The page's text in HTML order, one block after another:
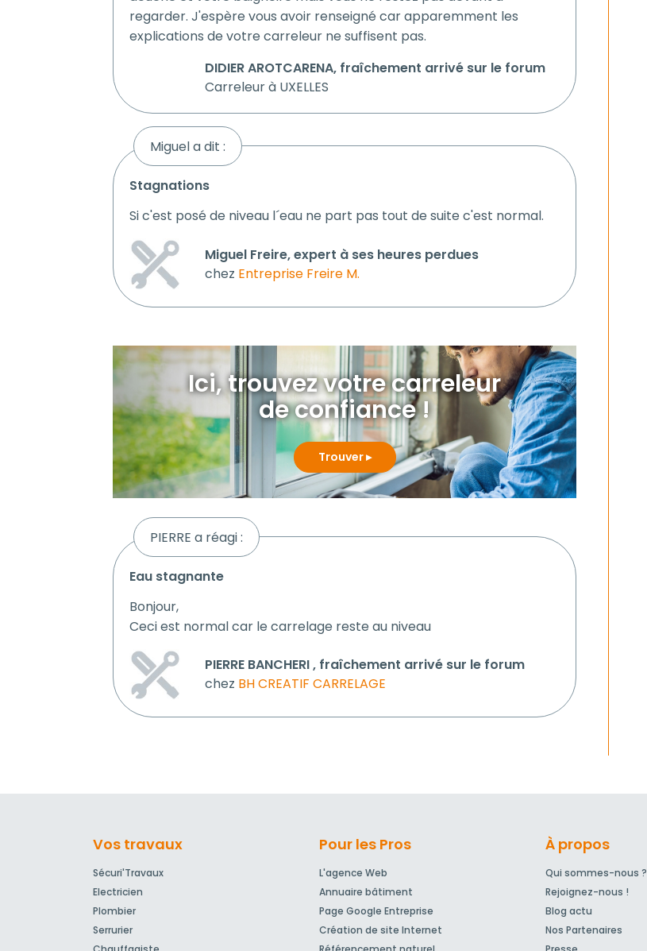
regarder. J'espère vous avoir renseigné car apparemment les
explications de votre carreleur ne suffisent pas.
DIDIER AROTCARENA, fraîchement arrivé sur le forum
Carreleur à UXELLES
Miguel a dit :
stagnations
Si c'est posé de niveau l´eau ne part pas tout de suite c'est normal.
Miguel Freire, expert à ses heures perdues
chez Entreprise Freire M.
Ici, trouvez votre carreleur
de confiance !
Trouver
PIERRE a réagi :
eau stagnante
Bonjour,
Ceci est normal car le carrelage reste au niveau
PIERRE BANCHERI , fraîchement arrivé sur le forum
chez BH CREATIF CARRELAGE
Vos travaux
Sécuri'Travaux
Electricien
Plombier
Serrurier
Pour les Pros
L'agence Web
Annuaire bâtiment
Page Google Entreprise
Création de site Internet
À propos
Qui sommes-nous ?
Rejoignez-nous !
Blog actu
Nos Partenaires